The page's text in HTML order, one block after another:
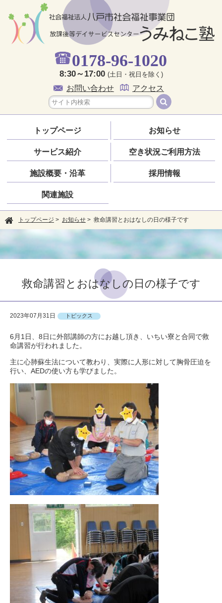
0178-96-1020
8:30～17:00 (土日・祝日を除く)
お問い合わせ アクセス
トップページ お知らせ
サービス紹介 空き状況ご利用方法
施設概要・沿革 採用情報
関連施設
トップページ > お知らせ > 救命講習とおはなしの日の様子です
救命講習とおはなしの日の様子です
2023年07月31日 トピックス
6月1日、8日に外部講師の方にお越し頂き、いちい寮と合同で救
命講習が行われました。
主に心肺蘇生法について教わり、実際に人形に対して胸骨圧迫を
行い、AEDの使い方も学びました。